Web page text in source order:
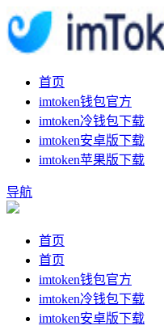
首页
imtoken钱包官方
imtoken冷钱包下载
imtoken安卓版下载
imtoken苹果版下载
导航
首页
首页
imtoken钱包官方
imtoken冷钱包下载
imtoken安卓版下载